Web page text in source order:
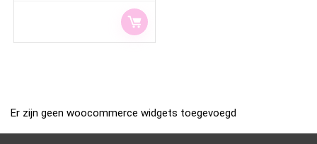
Er zijn geen woocommerce widgets toegevoegd